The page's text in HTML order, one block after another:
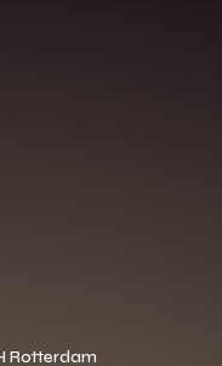
Rotterdam